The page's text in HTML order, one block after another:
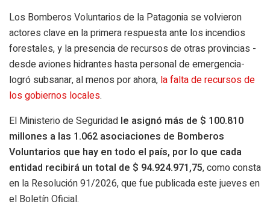
Los Bomberos Voluntarios de la Patagonia se volvieron
actores clave en la primera respuesta ante los incendios
forestales, y la presencia de recursos de otras provincias -
desde aviones hidrantes hasta personal de emergencia-
logró subsanar, al menos por ahora, la falta de recursos de
los gobiernos locales.
El Ministerio de Seguridad le asignó más de $ 100.810
millones a las 1.062 asociaciones de Bomberos
Voluntarios que hay en todo el país, por lo que cada
entidad recibirá un total de $ 94.924.971,75, como consta
en la Resolución 91/2026, que fue publicada este jueves en
el Boletín Oficial.